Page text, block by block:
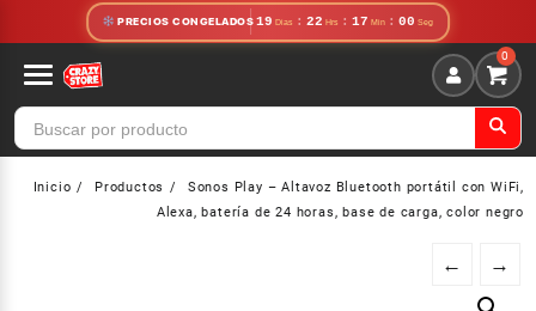
contenido
PRECIOS CONGELADOS 19 : 22 : 16 : 59
Inicio Productos
Sonos Play – Altavoz Bluetooth portátil con WiFi,
Alexa, batería de 24 horas, base de carga, color negro
← →